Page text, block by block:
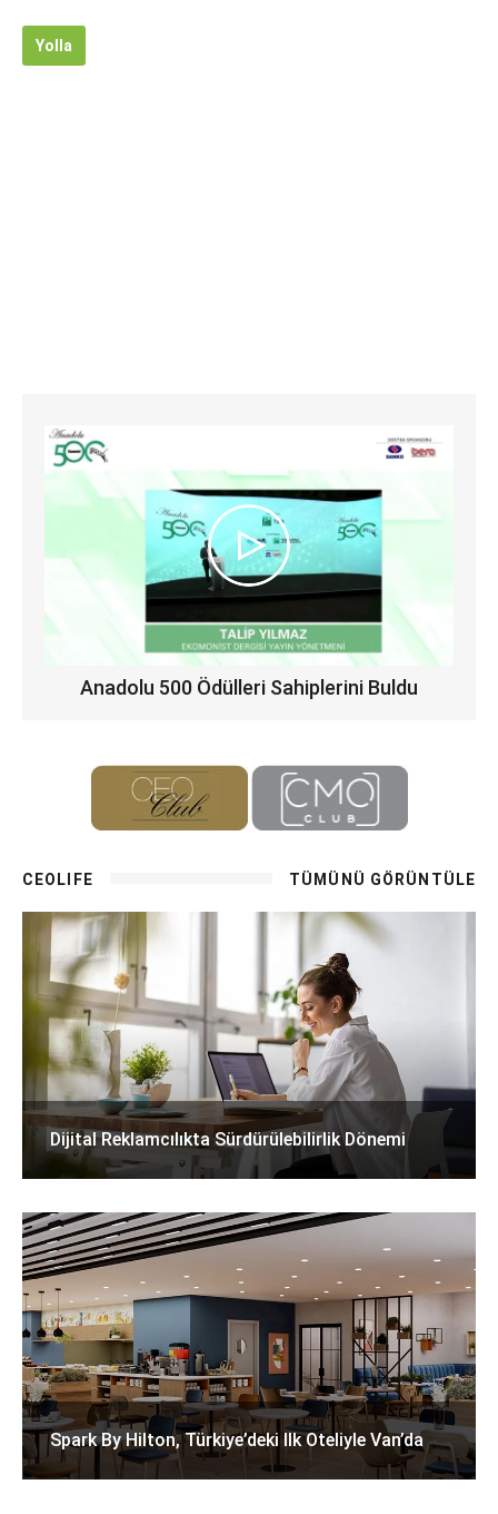
Yolla
Anadolu 500 Ödülleri Sahiplerini Buldu
CEOLIFE TÜMÜNÜ GÖRÜNTÜLE
Dijital Reklamcılıkta Sürdürülebilirlik Dönemi
Spark By Hilton, Türkiye’deki Ilk Oteliyle Van’da